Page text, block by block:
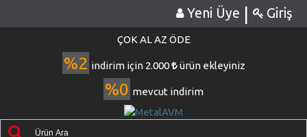
Yeni Üye | Giriş
ÇOK AL AZ ÖDE
%2 indirim için 2.000 ürün ekleyiniz
%0 mevcut indirim